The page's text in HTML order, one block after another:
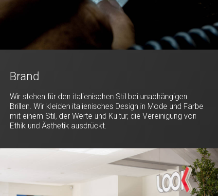
Brand
Wir stehen für den italienischen Stil bei unabhängigen
Brillen. Wir kleiden italienisches Design in Mode und Farbe
mit einem Stil, der Werte und Kultur, die Vereinigung von
Ethik und Ästhetik ausdrückt.